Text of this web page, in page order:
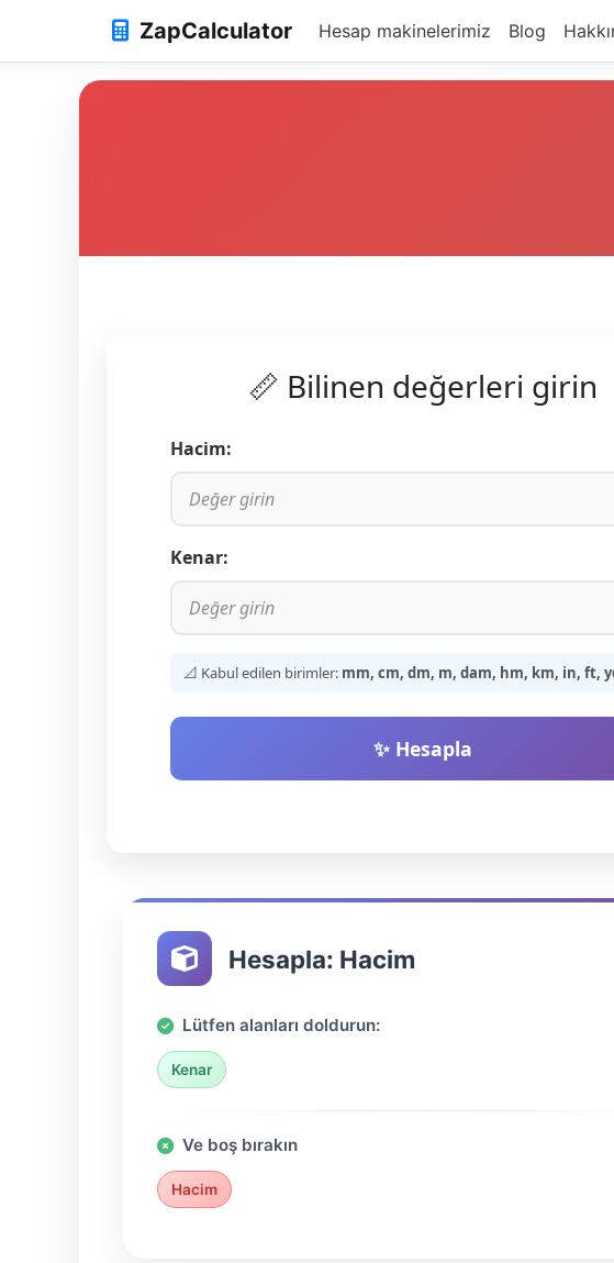
ZapCalculator Hesap makinelerimiz Blog
📏 Bilinen değerleri girin
Hacim:
Kenar:
📐 Kabul edilen birimler: mm, cm, dm, m, dam, hm, km, in, ft,
✨ Hesapla
Hesapla: Hacim
Lütfen alanları doldurun:
Kenar
Ve boş bırakın
Hacim